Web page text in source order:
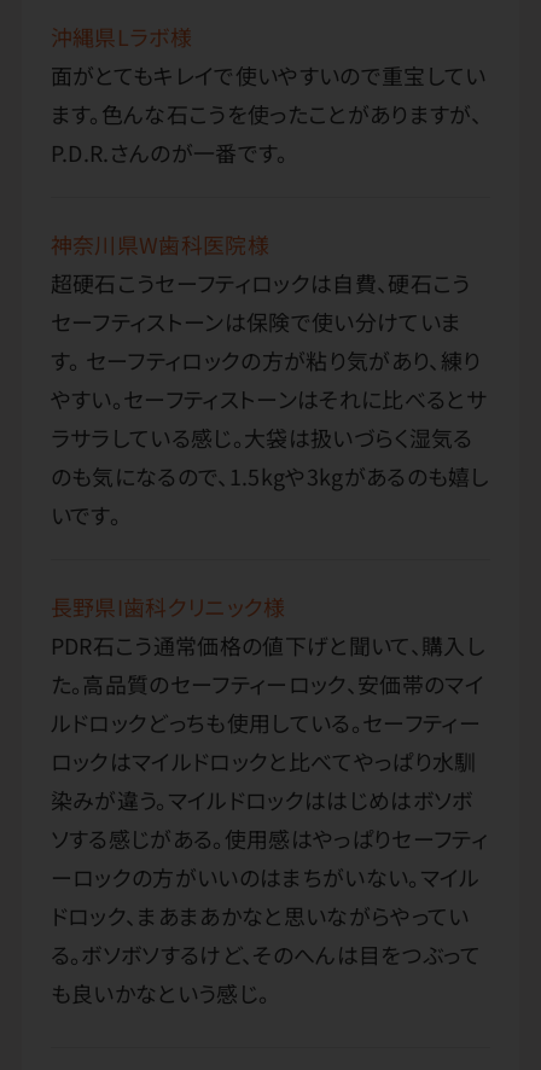
沖縄県Lラボ様
面がとてもキレイで使いやすいので重宝してい
ます。色んな石こうを使ったことがありますが、
P.D.R.さんのが一番です。
神奈川県W歯科医院様
超硬石こうセーフティロックは自費、硬石こう
セーフティストーンは保険で使い分けていま
す。 セーフティロックの方が粘り気があり、練り
やすい。セーフティストーンはそれに比べるとサ
ラサラしている感じ。大袋は扱いづらく湿気る
のも気になるので、1.5kgや3kgがあるのも嬉し
いです。
長野県I歯科クリニック様
PDR石こう通常価格の値下げと聞いて、購入し
た。高品質のセーフティーロック、安価帯のマイ
ルドロックどっちも使用している。セーフティー
ロックはマイルドロックと比べてやっぱり水馴
染みが違う。マイルドロックははじめはボソボ
ソする感じがある。使用感はやっぱりセーフティ
ーロックの方がいいのはまちがいない。マイル
ドロック、まあまあかなと思いながらやってい
る。ボソボソするけど、そのへんは目をつぶって
も良いかなという感じ。